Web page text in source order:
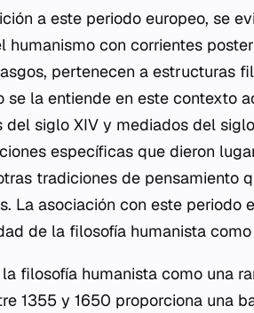
a este periodo europeo, se
humanismo con corrientes
pertenecen a estructuras
se la entiende en este contexto
del siglo XIV y mediados del
específicas que dieron
tradiciones de pensamiento
La asociación con este
de la filosofía humanista
filosofía humanista como una
1355 y 1650 proporciona una